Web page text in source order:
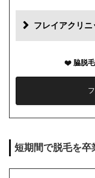
再診料
キャンセル料
フレイアクリ
脇脱
短期間で脱毛を卒